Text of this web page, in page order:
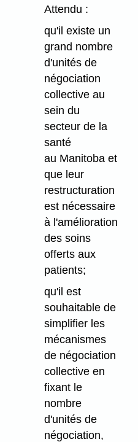
Attendu :
qu'il existe un
grand nombre
d'unités de
négociation
collective au
sein du
secteur de la
santé
au Manitoba et
que leur
restructuration
est nécessaire
à l'amélioration
des soins
offerts aux
patients;
qu'il est
souhaitable de
simplifier les
mécanismes
de négociation
collective en
fixant le
nombre
d'unités de
négociation,